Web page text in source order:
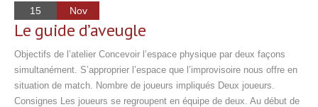
15 Nov
Le guide d’aveugle
Objectifs de l’atelier Concevoir l’espace physique par deux façons
simultanément. S’approprier l’espace que l’improvisoire nous offre en
situation de match. Nombre de joueurs impliqués Deux joueurs.
Consignes Les joueurs se regroupent en équipe de deux. Au début de